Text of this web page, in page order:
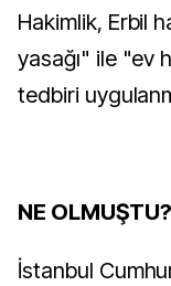
Hakimlik, Erbil
yasağı" ile "ev
tedbiri
NE OLMUŞTU?
İstanbul